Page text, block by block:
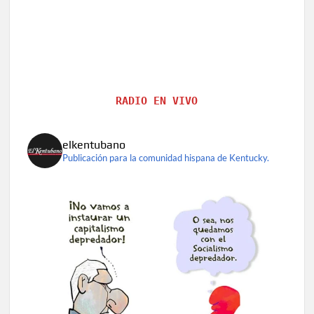
RADIO EN VIVO
elkentubano
Publicación para la comunidad hispana de Kentucky.